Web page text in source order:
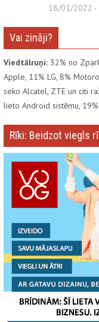
18/01/2022 -
Vai zināji?
Viedtālruņi: 32% no
Apple, 11% LG, 8%
seko Alcatel, ZTE un citi
lieto Android sistēmu,
Rīki: Beidzot viegls